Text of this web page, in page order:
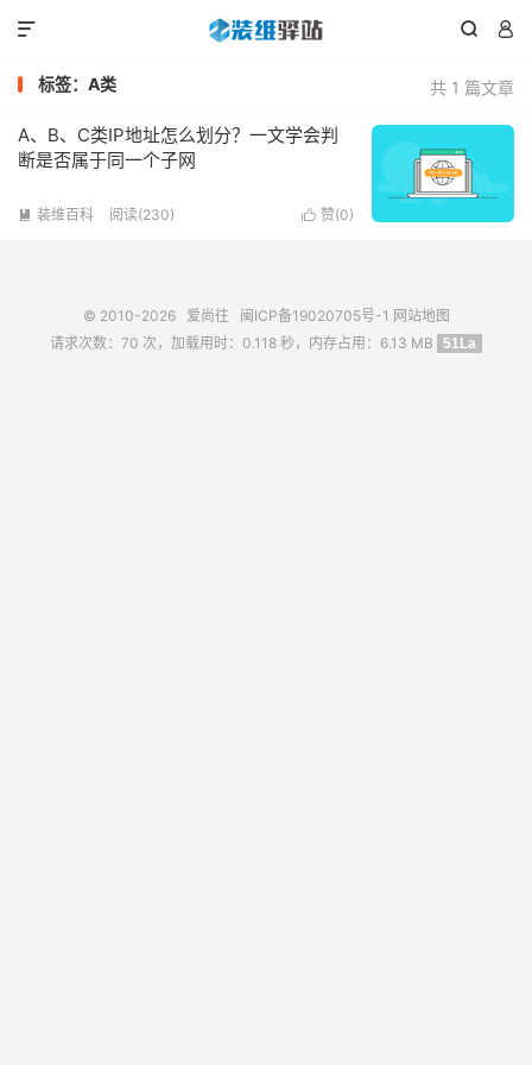
 

共 1 篇文章
标签：A类
A、B、C类IP地址怎么划分？一文学会判
断是否属于同一个子网
 赞(0)
 装维百科 阅读(230)
© 2010-2026 爱尚往 闽ICP备19020705号-1 网站地图
请求次数：70 次，加载用时：0.118 秒，内存占用：6.13 MB
51La